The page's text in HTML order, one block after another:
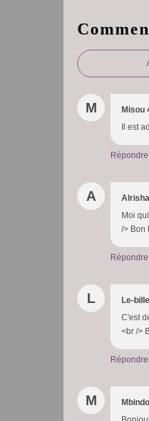
M Misou
Il est
Répondre
A Alrisha
Moi
/> Bon
Répondre
L Le-
C'est
<br />
Répondre
M